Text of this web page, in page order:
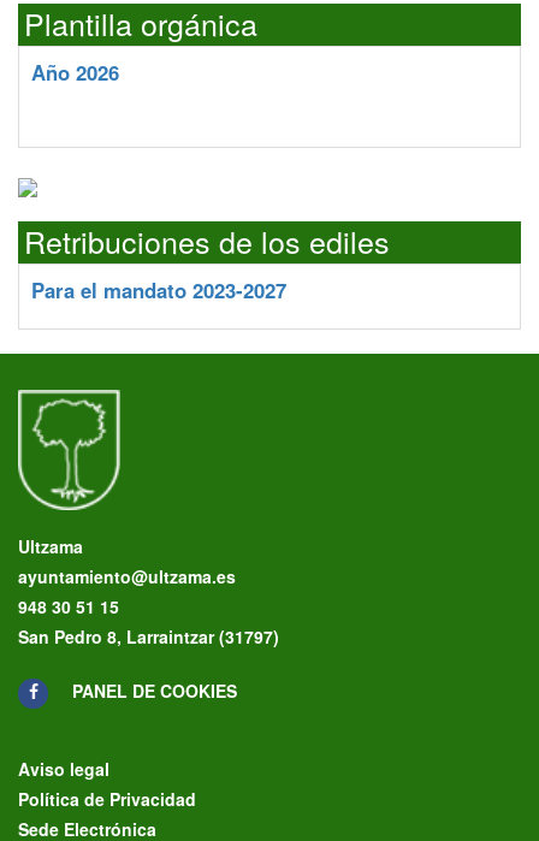
Plantilla orgánica
Año 2026
Retribuciones de los ediles
Para el mandato 2023-2027
Ultzama
ayuntamiento@ultzama.es
948 30 51 15
San Pedro 8, Larraintzar (31797)
PANEL DE COOKIES
Aviso legal
Política de Privacidad
Sede Electrónica